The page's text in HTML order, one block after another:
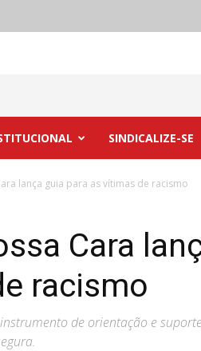
SINDICALIZE-SE
lança guia para as vítimas de racismo
Cara
racismo
de orientação e